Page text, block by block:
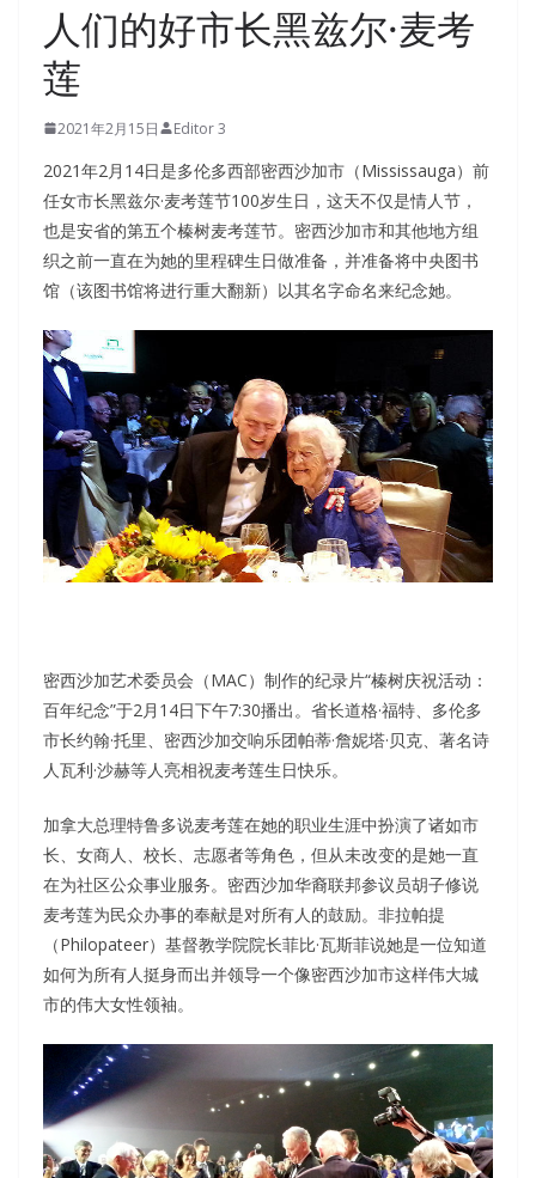
人们的好市长黑兹尔·麦考
莲
2021年2月15日 Editor 3
2021年2月14日是多伦多西部密西沙加市（Mississauga）前
任女市长黑兹尔·麦考莲节100岁生日，这天不仅是情人节，
也是安省的第五个榛树麦考莲节。密西沙加市和其他地方组
织之前一直在为她的里程碑生日做准备，并准备将中央图书
馆（该图书馆将进行重大翻新）以其名字命名来纪念她。
密西沙加艺术委员会（MAC）制作的纪录片“榛树庆祝活动：
百年纪念”于2月14日下午7:30播出。省长道格·福特、多伦多
市长约翰·托里、密西沙加交响乐团帕蒂·詹妮塔·贝克、著名诗
人瓦利·沙赫等人亮相祝麦考莲生日快乐。
加拿大总理特鲁多说麦考莲在她的职业生涯中扮演了诸如市
长、女商人、校长、志愿者等角色，但从未改变的是她一直
在为社区公众事业服务。密西沙加华裔联邦参议员胡子修说
麦考莲为民众办事的奉献是对所有人的鼓励。非拉帕提
（Philopateer）基督教学院院长菲比·瓦斯菲说她是一位知道
如何为所有人挺身而出并领导一个像密西沙加市这样伟大城
市的伟大女性领袖。